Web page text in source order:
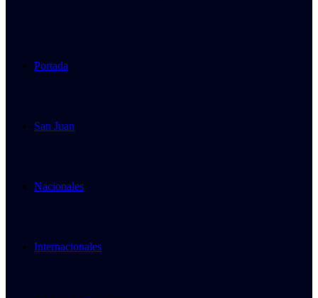
Portada
San Juan
Nacionales
Internacionales